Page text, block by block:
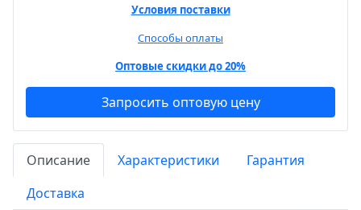
Условия поставки
Способы оплаты
Оптовые скидки до 20%
Запросить оптовую цену
Описание Характеристики
Гарантия
Доставка